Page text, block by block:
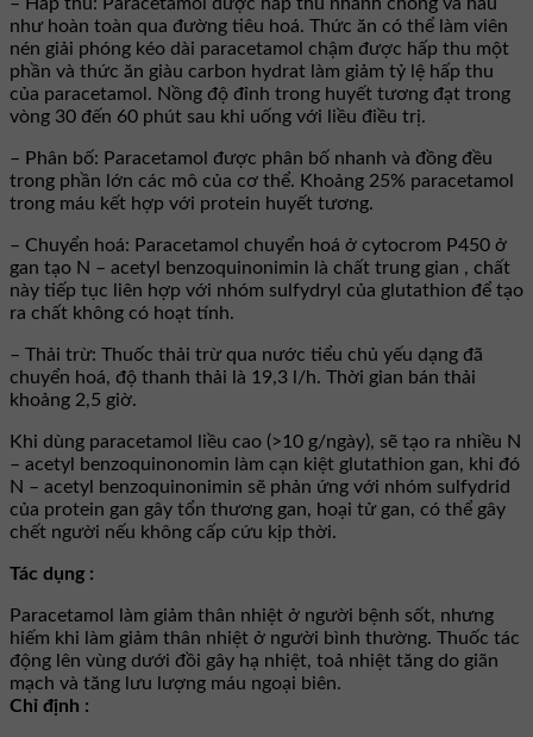
như hoàn toàn qua đường tiêu hoá. Thức ăn có thể làm viên
nén giải phóng kéo dài paracetamol chậm được hấp thu một
phần và thức ăn giàu carbon hydrat làm giảm tỷ lệ hấp thu
của paracetamol. Nồng độ đỉnh trong huyết tương đạt trong
vòng 30 đến 60 phút sau khi uống với liều điều trị.
– Phân bố: Paracetamol được phân bố nhanh và đồng đều
trong phần lớn các mô của cơ thể. Khoảng 25% paracetamol
trong máu kết hợp với protein huyết tương.
– Chuyển hoá: Paracetamol chuyển hoá ở cytocrom P450 ở
gan tạo N – acetyl benzoquinonimin là chất trung gian , chất
này tiếp tục liên hợp với nhóm sulfydryl của glutathion để tạo
ra chất không có hoạt tính.
– Thải trừ: Thuốc thải trừ qua nước tiểu chủ yếu dạng đã
chuyển hoá, độ thanh thải là 19,3 l/h. Thời gian bán thải
khoảng 2,5 giờ.
Khi dùng paracetamol liều cao (>10 g/ngày), sẽ tạo ra nhiều N
– acetyl benzoquinonomin làm cạn kiệt glutathion gan, khi đó
N – acetyl benzoquinonimin sẽ phản ứng với nhóm sulfydrid
của protein gan gây tổn thương gan, hoại tử gan, có thể gây
chết người nếu không cấp cứu kịp thời.
Tác dụng :
Paracetamol làm giảm thân nhiệt ở người bệnh sốt, nhưng
hiếm khi làm giảm thân nhiệt ở người bình thường. Thuốc tác
động lên vùng dưới đồi gây hạ nhiệt, toả nhiệt tăng do giãn
mạch và tăng lưu lượng máu ngoại biên.
Chỉ định :